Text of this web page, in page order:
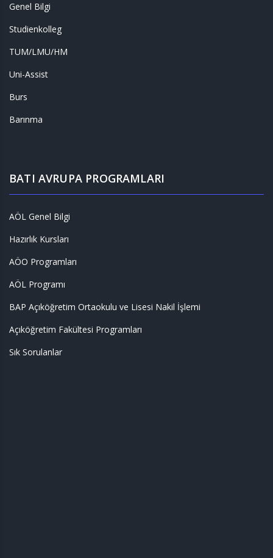
Genel Bilgi
Studienkolleg
TUM/LMU/HM
Uni-Assist
Burs
Barınma
BATI AVRUPA PROGRAMLARI
AÖL Genel Bilgi
Hazırlık Kursları
AÖO Programları
AÖL Programı
BAP Açıköğretim Ortaokulu ve Lisesi Nakil İşlemi
Açıköğretim Fakültesi Programları
Sık Sorulanlar